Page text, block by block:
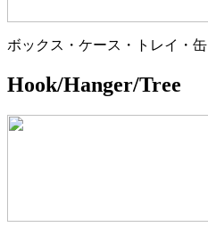
ボックス・ケース・トレイ・缶
Hook/Hanger/Tree